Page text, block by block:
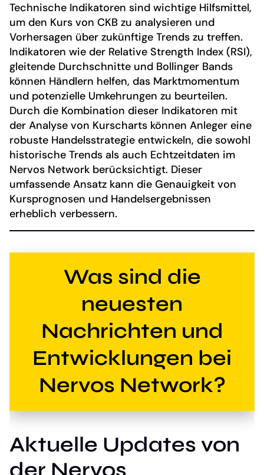
Technische Indikatoren sind wichtige Hilfsmittel,
um den Kurs von CKB zu analysieren und
Vorhersagen über zukünftige Trends zu treffen.
Indikatoren wie der Relative Strength Index (RSI),
gleitende Durchschnitte und Bollinger Bands
können Händlern helfen, das Marktmomentum
und potenzielle Umkehrungen zu beurteilen.
Durch die Kombination dieser Indikatoren mit
der Analyse von Kurscharts können Anleger eine
robuste Handelsstrategie entwickeln, die sowohl
historische Trends als auch Echtzeitdaten im
Nervos Network berücksichtigt. Dieser
umfassende Ansatz kann die Genauigkeit von
Kursprognosen und Handelsergebnissen
erheblich verbessern.
Was sind die
neuesten
Nachrichten und
Entwicklungen bei
Nervos Network?
Aktuelle Updates von